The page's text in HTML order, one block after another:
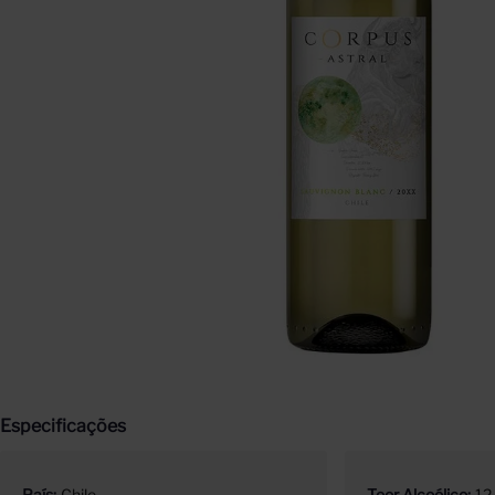
Especificações